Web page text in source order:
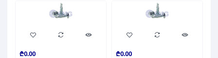
₾0.00 ₾0.00